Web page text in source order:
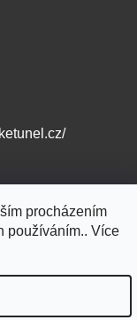
procházením
používáním.. Více
práva vyhrazena.